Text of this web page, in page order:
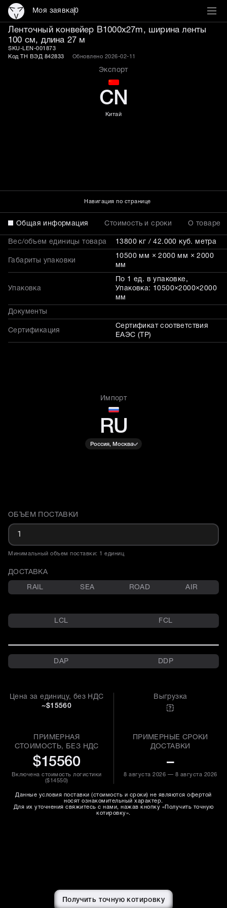
Моя заявка0
Ленточный конвейер
Ленточный конвейер B1000x27m, ширина ленты
100 см, длина 27 м
SKU-LEN-001873
Код ТН ВЭД 842833
Обновлено 2026-02-11
Экспорт
CN
Китай
Навигация по странице
Общая информация Стоимость и сроки О товаре
Вес/объем единицы товара 13800 кг / 42.000 куб. метра
Габариты упаковки
10500 мм × 2000 мм × 2000
мм
Упаковка
По 1 ед. в упаковке,
Упаковка: 10500×2000×2000
мм
Документы
Сертификация
Сертификат соответствия
ЕАЭС (ТР)
Импорт
RU
Россия, Москва
Доставка и объем поставки
ОБЪЕМ ПОСТАВКИ
Минимальный объем поставки: 1 единиц
ДОСТАВКА
RAIL SEA ROAD AIR
LCL FCL
DAP DDP
Цена за единицу, без НДС
~$15560
ПРИМЕРНАЯ
СТОИМОСТЬ, БЕЗ НДС
$15560
Включена стоимость логистики
($14550)
Выгрузка
ПРИМЕРНЫЕ СРОКИ
ДОСТАВКИ
–
8 августа 2026 — 8 августа 2026
Данные условия поставки (стоимость и сроки) не являются офертой
носят ознакомительный характер.
Для их уточнения свяжитесь с нами, нажав кнопку «Получить точную
котировку».
Получить точную котировку